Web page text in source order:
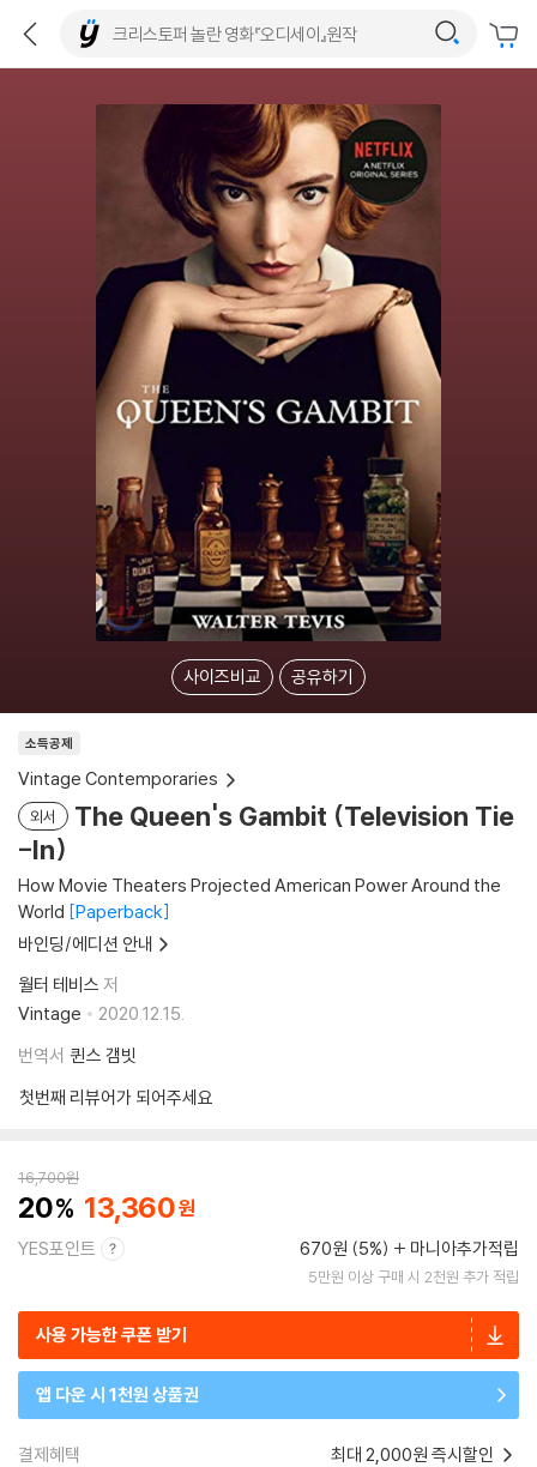
사이즈비교 공유하기
소득공제
Vintage Contemporaries
외서
The Queen's Gambit (Television Tie
-In)
How Movie Theaters Projected American Power Around the
World Paperback
바인딩/에디션 안내
월터 테비스 저
Vintage
2020.12.15.
번역서 퀸스 갬빗
첫번째 리뷰어가 되어주세요
16,700원
20 13,360
YES포인트 670원 (5%) 마니아추가적립
5만원 이상 구매 시 2천원 추가 적립
사용 가능한 쿠폰 받기
앱 다운 시 1천원 상품권
결제혜택 최대 2,000원 즉시할인